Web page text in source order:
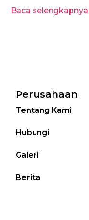
Baca selengkapnya
Perusahaan
Tentang Kami
Hubungi
Galeri
Berita